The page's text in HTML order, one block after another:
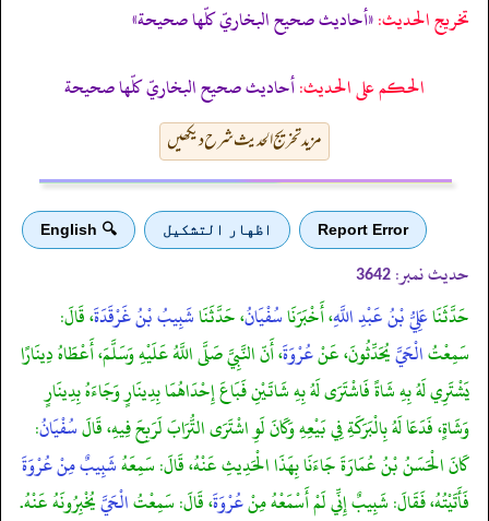
تخریج الحدیث:«أحاديث صحيح البخاريّ كلّها صحيحة»
الحكم على الحديث:أحاديث صحيح البخاريّ كلّها صحيحة
مزید تخریج الحدیث شرح دیکھیں
Report Error اظهار التشكيل 🔍 English
حدیث نمبر: 3642
حَدَّثَنَاعَلِيُّ بْنُ عَبْدِ اللَّهِ، أَخْبَرَنَاسُفْيَانُ، حَدَّثَنَاشَبِيبُ بْنُ غَرْقَدَةَ، قَالَ:
سَمِعْتُالْحَيَّيُحَدِّثُونَ، عَنْعُرْوَةَ، أَنّ النَّبِيَّ صَلَّى اللَّهُ عَلَيْهِ وَسَلَّمَ، أَعْطَاهُ دِينَارًا
يَشْتَرِي لَهُ بِهِ شَاةً فَاشْتَرَى لَهُ بِهِ شَاتَيْنِ فَبَاعَ إِحْدَاهُمَا بِدِينَارٍ وَجَاءَهُ بِدِينَارٍ
وَشَاةٍ، فَدَعَا لَهُ بِالْبَرَكَةِ فِي بَيْعِهِ وَكَانَ لَوِ اشْتَرَى التُّرَابَ لَرَبِحَ فِيهِ، قَالَسُفْيَانُ:
كَانَ الْحَسَنُ بْنُ عُمَارَةَ جَاءَنَا بِهَذَا الْحَدِيثِ عَنْهُ، قَالَ: سَمِعَهُشَبِيبٌ مِنْ عُرْوَةَ
فَأَتَيْتُهُ، فَقَالَ: شَبِيبٌ إِنِّي لَمْ أَسْمَعْهُ مِنْعُرْوَةَ، قَالَ: سَمِعْتُالْحَيَّيُخْبِرُونَهُ عَنْهُ.